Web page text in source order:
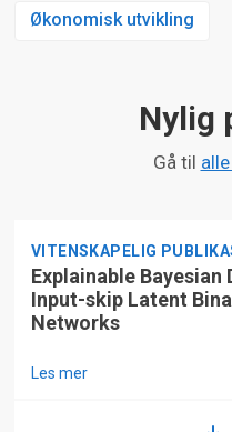
Økonomisk utvikling
Nylig
Gå til
VITENSKAPELIG
Explainable Bayesian
Input-skip Latent
Networks
Les mer